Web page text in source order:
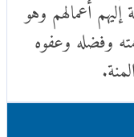
وفضله وعفوه